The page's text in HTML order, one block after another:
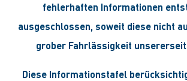
fehlerhaften Informationen
ausgeschlossen, soweit diese nicht
grober Fahrlässigkeit
Diese Informationstafel